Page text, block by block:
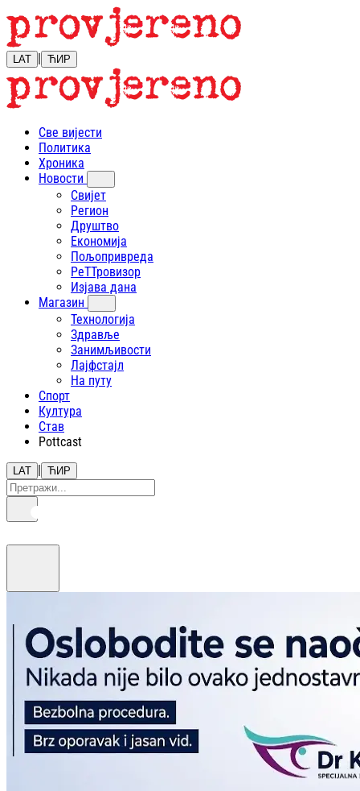
LAT | ЋИР
Све вијести
Политика
Хроника
Новости
Свијет
Регион
Друштво
Економија
Пољопривреда
РеТТровизор
Изјава дана
Магазин
Технологија
Здравље
Занимљивости
Лајфстajл
На путу
Спорт
Култура
Став
Pottcast
LAT | ЋИР